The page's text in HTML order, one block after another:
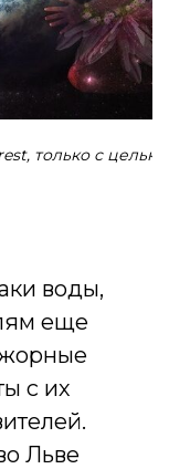
только с целью
воды,
еще
с их
Льве